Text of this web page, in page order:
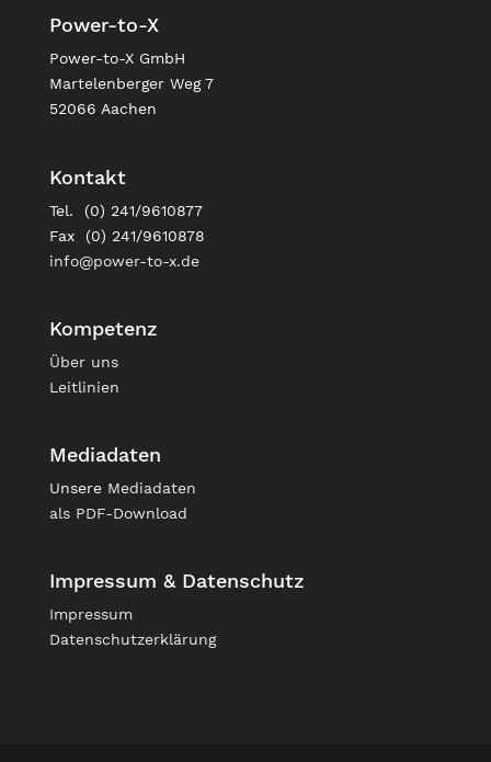
Power-to-X
Power-to-X GmbH
Martelenberger Weg 7
52066 Aachen
Kontakt
Tel. (0) 241/9610877
Fax (0) 241/9610878
info@power-to-x.de
Kompetenz
Über uns
Leitlinien
Mediadaten
Unsere Mediadaten
als PDF-Download
Impressum & Datenschutz
Impressum
Datenschutzerklärung